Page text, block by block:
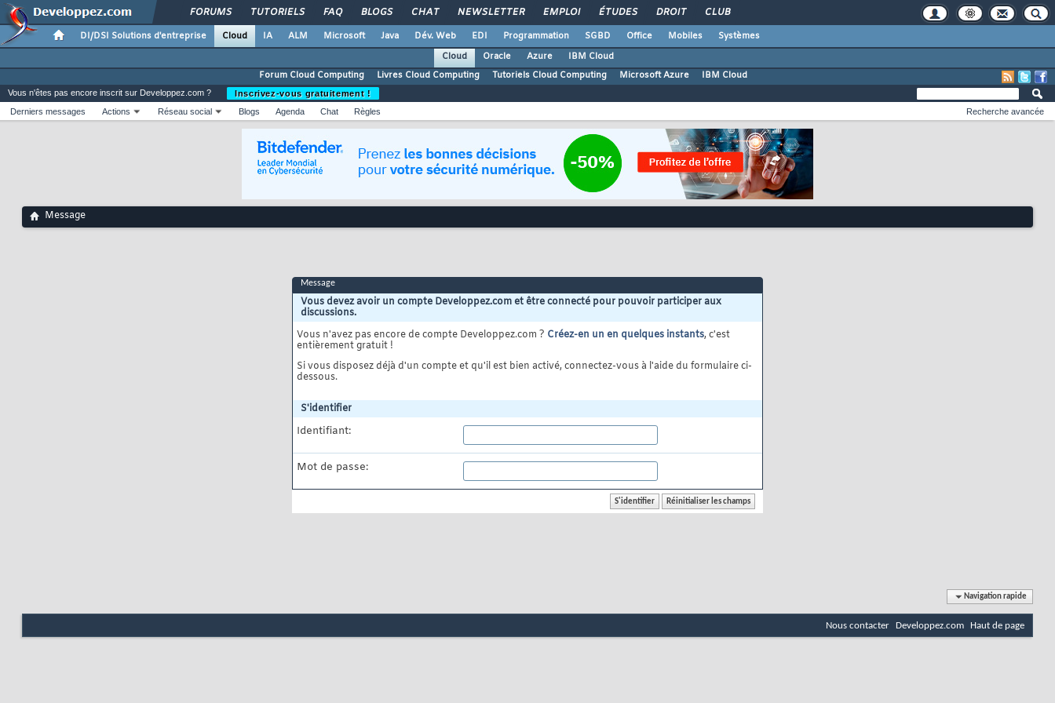
FORUMS TUTORIELS FAQ BLOGS CHAT NEWSLETTER EMPLOI ÉTUDES DROIT CLUB
DI/DSI Solutions d'entreprise Cloud IA ALM Microsoft Java Dév. Web EDI Programmation SGBD Office Mobiles
Systèmes
Cloud
Oracle Azure
IBM Cloud
Forum Cloud Computing
Livres Cloud Computing Tutoriels Cloud Computing Microsoft Azure IBM Cloud
Vous n'êtes pas encore inscrit sur Developpez.com ?
Inscrivez-vous gratuitement !
Derniers messages
Actions Réseau social Blogs Agenda Chat Règles Recherche avancée
Message
Message
Vous devez avoir un compte Developpez.com et être connecté pour pouvoir participer aux
discussions.
Vous n'avez pas encore de compte Developpez.com ? Créez-en un en quelques instants, c'est
entièrement gratuit !
Si vous disposez déjà d'un compte et qu'il est bien activé, connectez-vous à l'aide du formulaire ci-
dessous.
S'identifier
Identifiant:
Mot de passe:
Navigation rapide
Nous contacter Developpez.com Haut de page